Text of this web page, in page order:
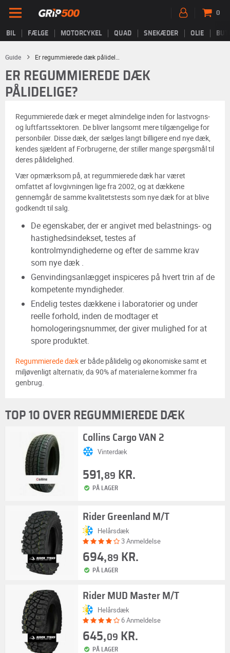
BIL FÆLGE MOTORCYKEL QUAD SNEKÆDER OLIE
0
Guide
ER REGUMMIEREDE DÆK
PÅLIDELIGE?
Regummierede dæk er meget almindelige inden for lastvogns-
og luftfartssektoren. De bliver langsomt mere tilgængelige for
personbiler. Disse dæk, der sælges langt billigere end nye dæk,
kendes sjældent af Forbrugerne, der stiller mange spørgsmål til
deres pålidelighed.
Vær opmærksom på, at regummierede dæk har været
omfattet af lovgivningen lige fra 2002, og at dækkene
gennemgår de samme kvalitetstests som nye dæk for at blive
godkendt til salg.
De egenskaber, der er angivet med belastnings- og
hastighedsindekset, testes af
kontrolmyndighederne og efter de samme krav
som nye dæk .
Genvindingsanlægget inspiceres på hvert trin af de
kompetente myndigheder.
Endelig testes dækkene i laboratorier og under
reelle forhold, inden de modtager et
homologeringsnummer, der giver mulighed for at
spore produktet.
Regummierede dæker både pålidelig og økonomiske samt et
miljøvenligt alternativ, da 90% af materialerne kommer fra
genbrug.
TOP 10 OVER REGUMMIEREDE DÆK
Collins Cargo VAN 2
Vinterdæk
591,89 KR.
PÅ LAGER
Rider Greenland M/T
Helårsdæk
3 Anmeldelse
694,89 KR.
PÅ LAGER
Rider MUD Master M/T
Helårsdæk
6 Anmeldelse
645,09 KR.
PÅ LAGER